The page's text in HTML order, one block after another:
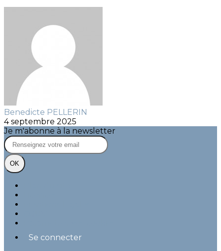
Benedicte PELLERIN
4 septembre 2025
Je m'abonne à la newsletter
OK
Se connecter